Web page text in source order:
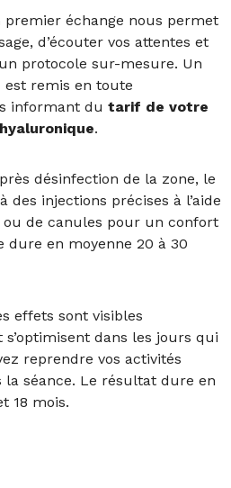
premier échange nous permet
d’écouter vos attentes et
protocole sur-mesure. Un
est remis en toute
informant du tarif de votre
.
désinfection de la zone, le
des injections précises à l’aide
de canules pour un confort
dure en moyenne 20 à 30
effets sont visibles
dans les jours qui
reprendre vos activités
séance. Le résultat dure en
18 mois.